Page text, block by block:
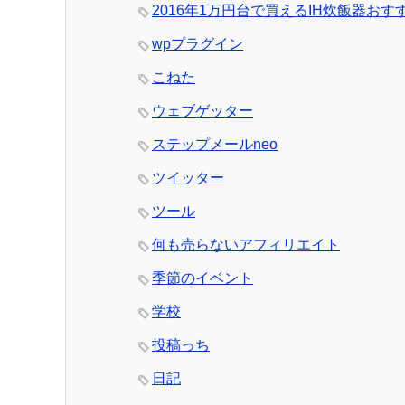
2016年1万円台で買えるIH炊飯器おす
wpプラグイン
こねた
ウェブゲッター
ステップメールneo
ツイッター
ツール
何も売らないアフィリエイト
季節のイベント
学校
投稿っち
日記